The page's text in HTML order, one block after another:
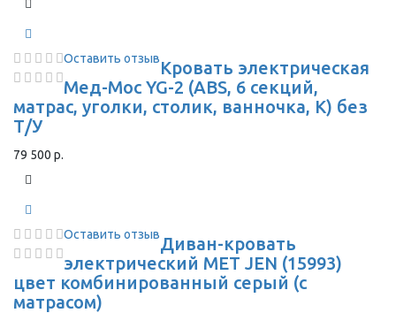
Оставить отзывКровать электрическая
Мед-Мос YG-2 (ABS, 6 секций,
матрас, уголки, столик, ванночка, К) без
Т/У
79 500 р.
Оставить отзывДиван-кровать
электрический MET JEN (15993)
цвет комбинированный серый (с
матрасом)